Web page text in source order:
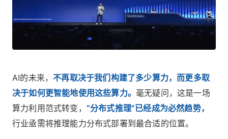
AI的未来，不再取决于我们构建了多少算力，而更多取
决于如何更智能地使用这些算力。 毫无疑问，这是一场
算力利用范式转变， “分布式推理”已经成为必然趋势，
行业亟需将推理能力分布式部署到最合适的位置。